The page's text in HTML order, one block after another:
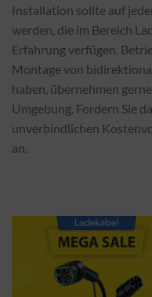
Installation sollte auf
werden, die im Bereich
Erfahrung verfügen.
Montage von
haben, übernehmen
Umgebung. Fordern Sie
unverbindlichen
an.